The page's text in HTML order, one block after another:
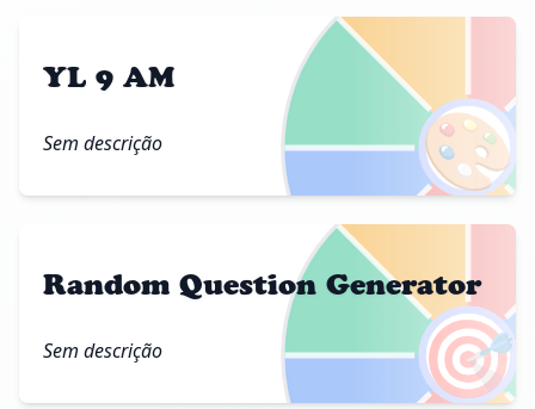
🎨
YL 9 AM
Sem descrição
🎯
Random Question Generator
Sem descrição